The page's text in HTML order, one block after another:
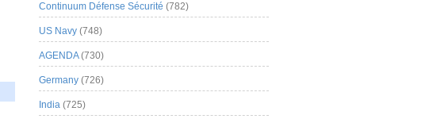
Continuum Défense Sécurité (782)
US Navy (748)
AGENDA(730)
Germany (726)
India (725)